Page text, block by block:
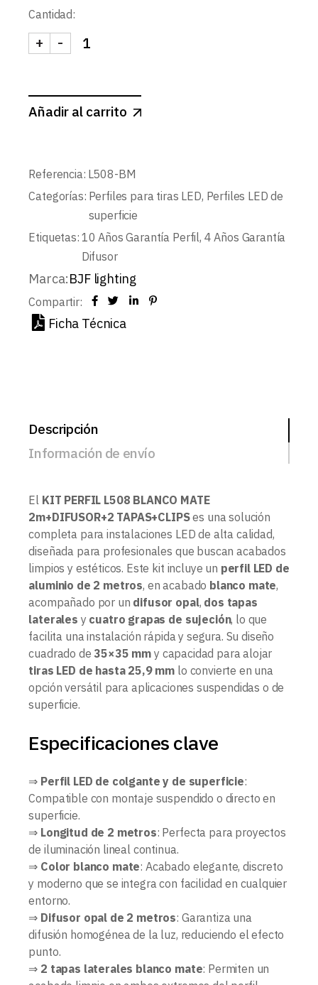
Cantidad:
KIT PERFIL COLGANTE Y SUPERFICIE
-
+
Añadir al carrito
Referencia: L508-BM
Categorías: Perfiles para tiras LED, Perfiles LED de
superficie
Etiquetas: 10 Años Garantía Perfil, 4 Años Garantía
Difusor
Marca:BJF lighting
Compartir:
Ficha Técnica
Descripción
Información de envío
El KIT PERFIL L508 BLANCO MATE
2m+DIFUSOR+2 TAPAS+CLIPSes una solución
completa para instalaciones LED de alta calidad,
diseñada para profesionales que buscan acabados
limpios y estéticos. Este kit incluye un perfil LED de
aluminio de 2 metros, en acabado blanco mate,
acompañado por un difusor opal, dos tapas
laterales y cuatro grapas de sujeción, lo que
facilita una instalación rápida y segura. Su diseño
cuadrado de 35×35 mm y capacidad para alojar
tiras LED de hasta 25,9 mm lo convierte en una
opción versátil para aplicaciones suspendidas o de
superficie.
Especificaciones clave
⇒ Perfil LED de colgante y de superficie:
Compatible con montaje suspendido o directo en
superficie.
⇒ Longitud de 2 metros: Perfecta para proyectos
de iluminación lineal continua.
⇒ Color blanco mate: Acabado elegante, discreto
y moderno que se integra con facilidad en cualquier
entorno.
⇒ Difusor opal de 2 metros: Garantiza una
difusión homogénea de la luz, reduciendo el efecto
punto.
⇒ 2 tapas laterales blanco mate: Permiten un